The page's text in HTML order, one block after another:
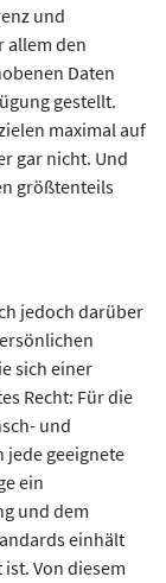
und
allem den
Daten
gestellt.
maximal auf
gar nicht. Und
größtenteils
jedoch darüber
sich einer
Recht: Für die
und
jede geeignete
ein
und dem
einhält
Von diesem